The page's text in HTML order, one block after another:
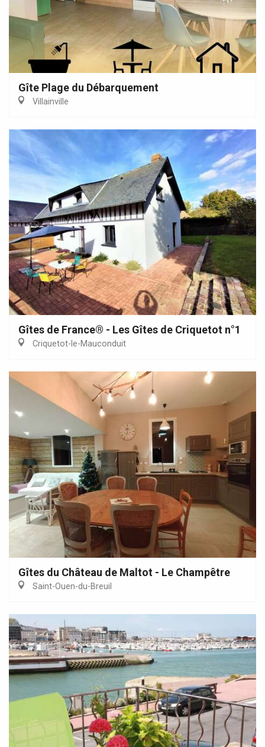
Gîte Plage du Débarquement
Villainville
Gîtes de France® - Les Gîtes de Criquetot n°1
Criquetot-le-Mauconduit
Gîtes du Château de Maltot - Le Champêtre
Saint-Ouen-du-Breuil